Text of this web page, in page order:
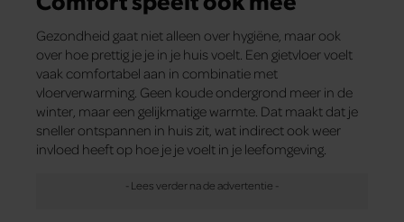
Gezondheid gaat niet alleen over hygiëne, maar ook
over hoe prettig je je in je huis voelt. Een gietvloer voelt
vaak comfortabel aan in combinatie met
vloerverwarming. Geen koude ondergrond meer in de
winter, maar een gelijkmatige warmte. Dat maakt dat je
sneller ontspannen in huis zit, wat indirect ook weer
invloed heeft op hoe je je voelt in je leefomgeving.